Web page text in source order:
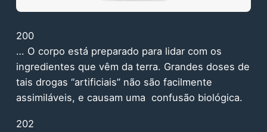
200
… O corpo está preparado para lidar com os
ingredientes que vêm da terra. Grandes doses de
tais drogas “artificiais” não são facilmente
assimiláveis, e causam uma confusão biológica.
202